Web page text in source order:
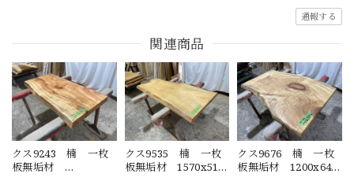
通報する
関連商品
クス9243 楠 一枚
板無垢材
クス9535 楠 一枚
板無垢材 1570x510-
クス9676 楠 一枚
板無垢材 1200x640-